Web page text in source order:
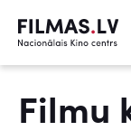
Filmu